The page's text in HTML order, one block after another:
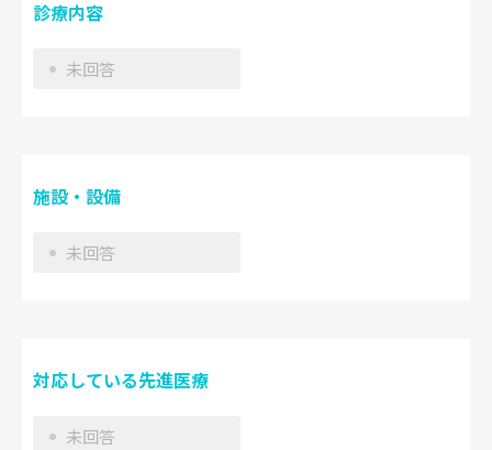
診療内容
未回答
施設・設備
未回答
対応している先進医療
未回答